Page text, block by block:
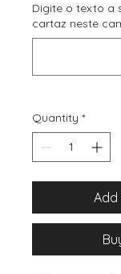
Digite o texto a
cartaz neste
Quantity *